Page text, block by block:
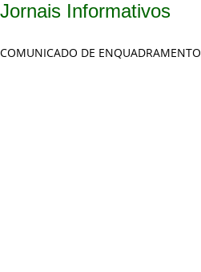
Jornais Informativos
COMUNICADO DE ENQUADRAMENTO